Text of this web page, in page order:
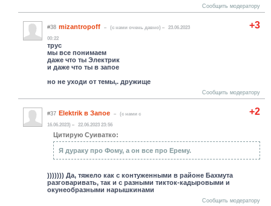
Сообщить модератору
+3
#38 mizantropoff (c нами очень давно)
23.06.2023
00:22
трус
мы все понимаем
даже что ты Электрик
и даже что ты в запое
но не уходи от темы,. дружище
Сообщить модератору
+2
#37 Elektrik в Запое
(c нами с
16.06.2023)
22.06.2023 23:56
Цитирую Суиватко:
Я дураку про Фому, а он все про Ерему.
))))))) Да, тяжело как с контуженными в районе Бахмута
разговаривать, так и с разными тикток-кадыровыми и
окунеобразными нарышкинами
Сообщить модератору